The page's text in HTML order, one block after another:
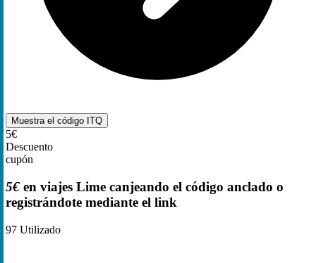
Muestra el código ITQ
5€
Descuento
cupón
5€ en viajes Lime canjeando el código anclado o
registrándote mediante el link
97 Utilizado